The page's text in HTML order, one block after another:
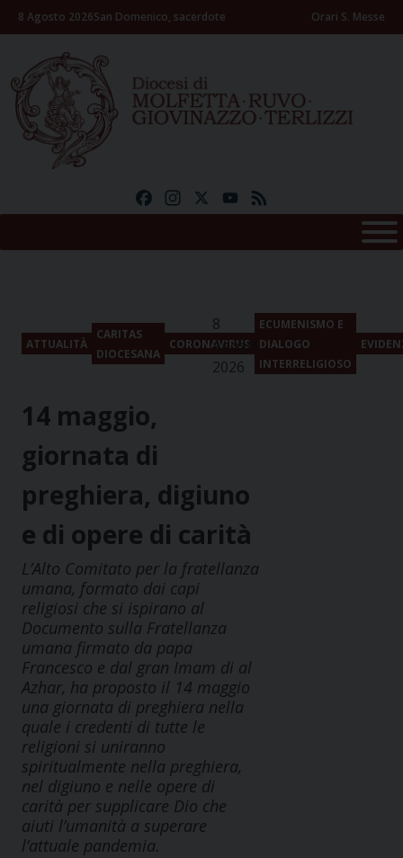
Skip8 Agosto 2026San Domenico, sacerdote Orari S. Messe
FacebookInstagramYouTube
ATTUALITÀ
CARITAS
DIOCESANA
CORONAVIRUS
ECUMENISMO E
DIALOGO
INTERRELIGIOSO
8
Agosto
2026
14 maggio,
giornata di
preghiera, digiuno
e di opere di carità
L’Alto Comitato per la fratellanza
umana, formato dai capi
religiosi che si ispirano al
Documento sulla Fratellanza
umana firmato da papa
Francesco e dal gran Imam di al
Azhar, ha proposto il 14 maggio
una giornata di preghiera nella
quale i credenti di tutte le
religioni si uniranno
spiritualmente nella preghiera,
nel digiuno e nelle opere di
carità per supplicare Dio che
aiuti l’umanità a superare
l’attuale pandemia.